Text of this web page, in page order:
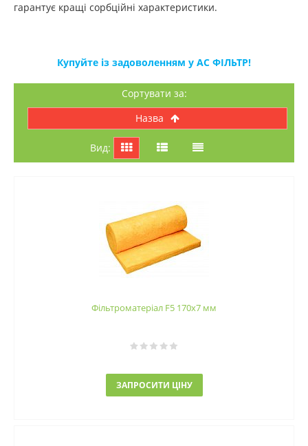
гарантує кращі сорбційні характеристики.
Купуйте із задоволенням у АС ФІЛЬТР!
Сортувати за:
назва
Вид:
Фільтроматеріал F5 170x7 мм
ЗАПРОСИТИ ЦІНУ